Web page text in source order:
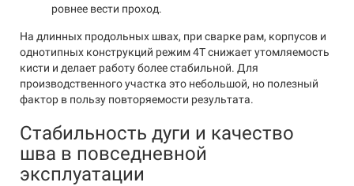
ровнее вести проход.
На длинных продольных швах, при сварке рам, корпусов и
однотипных конструкций режим 4Т снижает утомляемость
кисти и делает работу более стабильной. Для
производственного участка это небольшой, но полезный
фактор в пользу повторяемости результата.
Стабильность дуги и качество
шва в повседневной
эксплуатации